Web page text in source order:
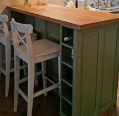
满分 5 分），共 7 条评价